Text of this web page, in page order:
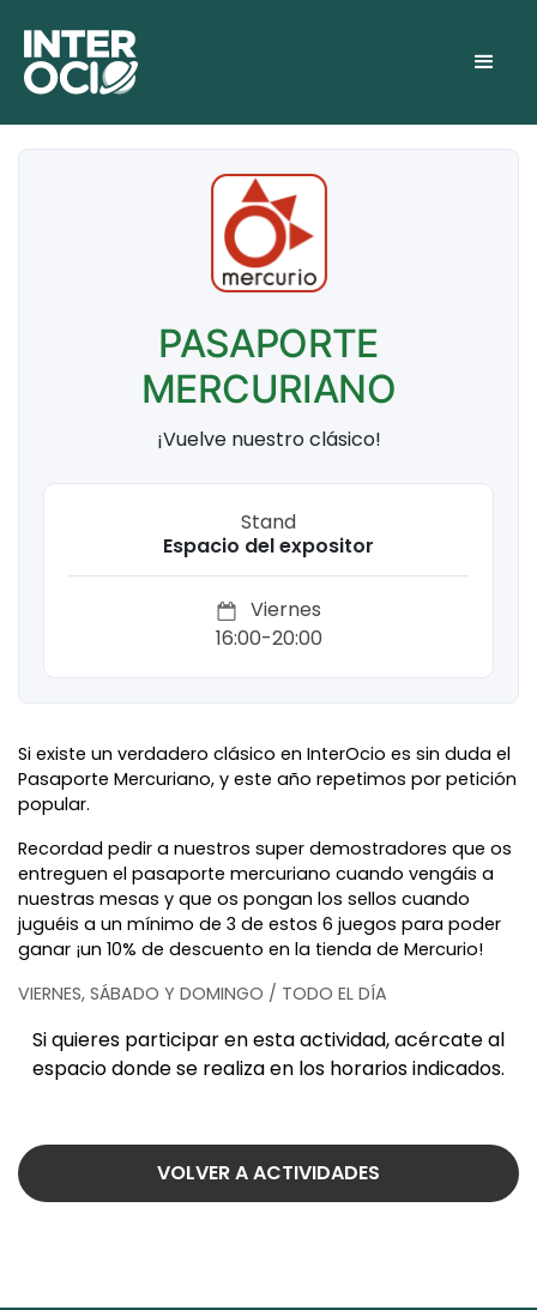
PASAPORTE
MERCURIANO
¡Vuelve nuestro clásico!
Stand
Espacio del expositor
Viernes
16:00-20:00
Si existe un verdadero clásico en InterOcio es sin duda el
Pasaporte Mercuriano, y este año repetimos por petición
popular.
Recordad pedir a nuestros super demostradores que os
entreguen el pasaporte mercuriano cuando vengáis a
nuestras mesas y que os pongan los sellos cuando
juguéis a un mínimo de 3 de estos 6 juegos para poder
ganar ¡un 10% de descuento en la tienda de Mercurio!
VIERNES, SÁBADO Y DOMINGO / TODO EL DÍA
Si quieres participar en esta actividad, acércate al
espacio donde se realiza en los horarios indicados.
VOLVER A ACTIVIDADES